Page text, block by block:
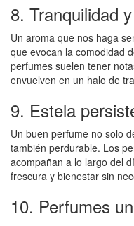
8. Tranquilidad
Un aroma que nos haga
que evocan la comodidad
perfumes suelen tener
envuelven en un halo de
9. Estela
Un buen perfume no solo
también perdurable. Los
acompañan a lo largo del
frescura y bienestar sin
10. Perfumes